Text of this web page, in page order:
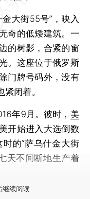
大街55号”，映入
奇的低矮建筑。一
的树影，合紧的窗
。这座位于俄罗斯
门牌号码外，没有
闭着。
年9月。彼时， 美
开始进入大选倒数
的“萨乌什金大街
天不间断地生产着
继续阅读